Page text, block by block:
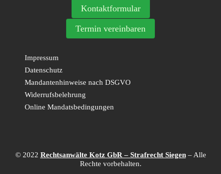
Kontaktformular
Termin vereinbaren
Impressum
Datenschutz
Mandantenhinweise nach DSGVO
Widerrufsbelehrung
Online Mandatsbedingungen
© 2022 Rechtsanwälte Kotz GbR – Strafrecht Siegen– Alle
Rechte vorbehalten.